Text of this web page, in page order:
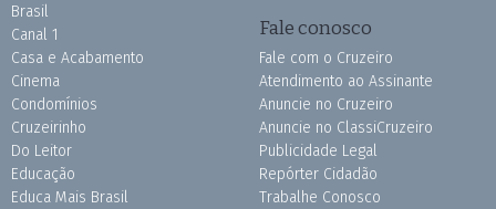
Brasil
Canal 1
Casa e Acabamento
Cinema
Condomínios
Cruzeirinho
Do Leitor
Educação
Educa Mais Brasil
Fale conosco
Fale com o Cruzeiro
Atendimento ao Assinante
Anuncie no Cruzeiro
Anuncie no ClassiCruzeiro
Publicidade Legal
Repórter Cidadão
Trabalhe Conosco